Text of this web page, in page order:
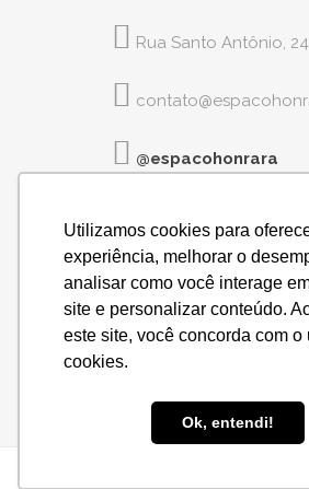
Utilizamos cookies para
experiência, melhorar o
analisar como você interage
site e personalizar conteúdo.
este site, você concorda com o
cookies.
Ok, entendi!
Rua Santo Antônio,
@espacohonrara
ESPAÇO HONRARA -